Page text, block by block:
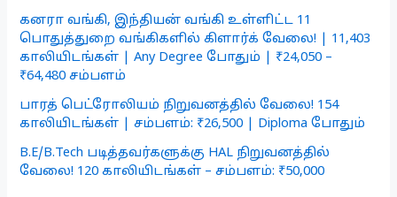
கனரா வங்கி, இந்தியன் வங்கி உள்ளிட்ட 11
பொதுத்துறை வங்கிகளில் கிளார்க் வேலை! | 11,403
காலியிடங்கள் | Any Degree போதும் | ₹24,050 –
₹64,480 சம்பளம்
பாரத் பெட்ரோலியம் நிறுவனத்தில் வேலை! 154
காலியிடங்கள் | சம்பளம்: ₹26,500 | Diploma போதும்
B.E/B.Tech படித்தவர்களுக்கு HAL நிறுவனத்தில்
வேலை! 120 காலியிடங்கள் – சம்பளம்: ₹50,000